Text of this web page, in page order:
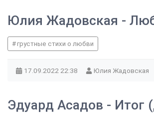
Юлия Жадовская -
грустные стихи о любви
17.09.2022 22:38 Юлия Жадовская
Эдуард Асадов -